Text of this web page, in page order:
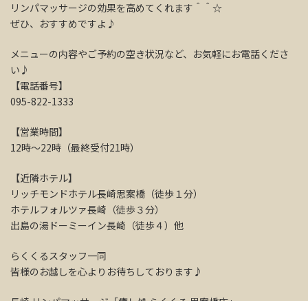
リンパマッサージの効果を高めてくれます＾＾☆
ぜひ、おすすめですよ♪
メニューの内容やご予約の空き状況など、お気軽にお電話くださ
い♪
【電話番号】
095-822-1333
【営業時間】
12時～22時（最終受付21時）
【近隣ホテル】
リッチモンドホテル長崎思案橋（徒歩１分）
ホテルフォルツァ長崎（徒歩３分）
出島の湯ドーミーイン長崎（徒歩４）他
らくくるスタッフ一同
皆様のお越しを心よりお待ちしております♪